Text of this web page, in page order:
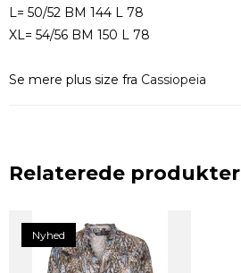
L= 50/52 BM 144 L 78
XL= 54/56 BM 150 L 78
Se mere plus size fra Cassiopeia
Relaterede produkter
Nyhed